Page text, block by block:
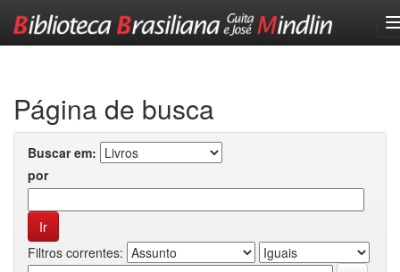
Página de busca
Buscar em:
por
Filtros correntes: